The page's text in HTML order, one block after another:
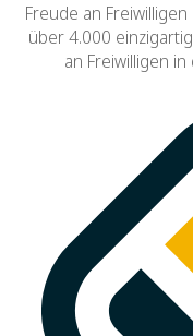
Freude an
über 4.000
an Freiwilligen